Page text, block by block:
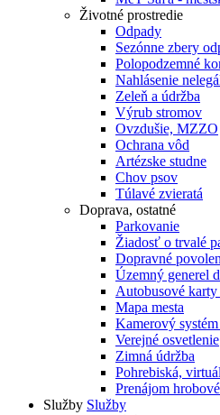
Životné prostredie
Odpady
Sezónne zbery
Polopodzemné
Nahlásenie
Zeleň a údržba
Výrub stromov
Ovzdušie, MZZO
Ochrana vôd
Artézske studne
Chov psov
Túlavé zvieratá
Doprava, ostatné
Parkovanie
Žiadosť o trvalé
Dopravné
Územný generel
Autobusové
Mapa mesta
Kamerový
Verejné osvetlenie
Zimná údržba
Pohrebiská,
Prenájom
Služby Služby